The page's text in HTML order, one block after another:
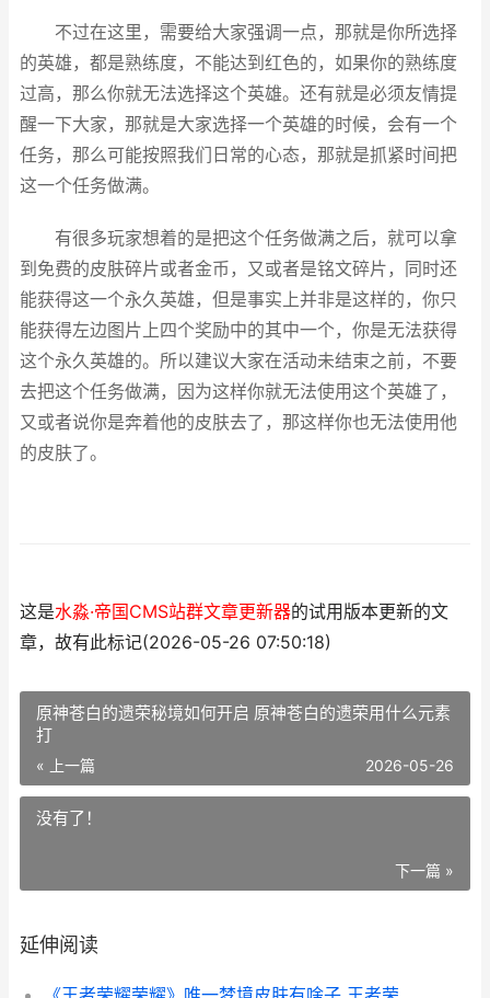
不过在这里，需要给大家强调一点，那就是你所选择
的英雄，都是熟练度，不能达到红色的，如果你的熟练度
过高，那么你就无法选择这个英雄。还有就是必须友情提
醒一下大家，那就是大家选择一个英雄的时候，会有一个
任务，那么可能按照我们日常的心态，那就是抓紧时间把
这一个任务做满。
有很多玩家想着的是把这个任务做满之后，就可以拿
到免费的皮肤碎片或者金币，又或者是铭文碎片，同时还
能获得这一个永久英雄，但是事实上并非是这样的，你只
能获得左边图片上四个奖励中的其中一个，你是无法获得
这个永久英雄的。所以建议大家在活动未结束之前，不要
去把这个任务做满，因为这样你就无法使用这个英雄了，
又或者说你是奔着他的皮肤去了，那这样你也无法使用他
的皮肤了。
这是水淼·帝国CMS站群文章更新器的试用版本更新的文
章，故有此标记(2026-05-26 07:50:18)
原神苍白的遗荣秘境如何开启 原神苍白的遗荣用什么元素
打
« 上一篇 2026-05-26
没有了！
下一篇 »
延伸阅读